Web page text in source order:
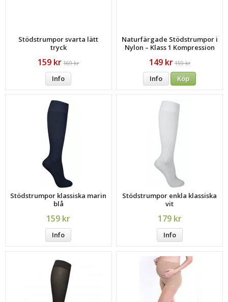
Stödstrumpor svarta lätt
tryck
159 kr 169 kr
Info
Naturfärgade Stödstrumpor i
Nylon – Klass 1 Kompression
149 kr 159 kr
Info Köp
Stödstrumpor klassiska marin
blå
159 kr
Info
Stödstrumpor enkla klassiska
vit
179 kr
Info